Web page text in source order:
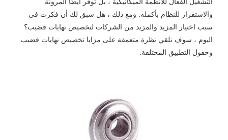
والاستقرار للنظام بأكمله. ومع ذلك ، هل سبق لك أن فكرت في
سبب اختيار المزيد والمزيد من الشركات لتخصيص نهايات قضيب؟
اليوم ، سوف نلقي نظرة متعمقة على مزايا تخصيص نهايات قضيب
وحقول التطبيق المختلفة.